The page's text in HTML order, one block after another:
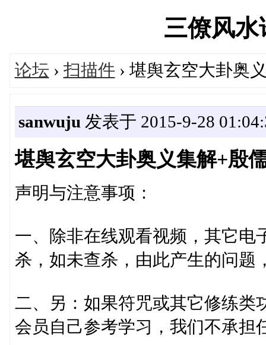
三僚风
论坛 › 扫描件 › 堪舆玄空大卦奥
sanwuju 发表于 2015-9-28
堪舆玄空大卦奥义集解+殷
声明与注意事项：
一、除非在线观看视频，其它电
杀，如未查杀，由此产生的问题
二、另：如果符咒或其它修练类
会员自己参考学习，我们不承担